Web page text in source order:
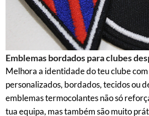
Emblemas bordados para clubes
Melhora a identidade do teu clube
personalizados, bordados, tecidos ou
emblemas termocolantes não só
tua equipa, mas também são muito